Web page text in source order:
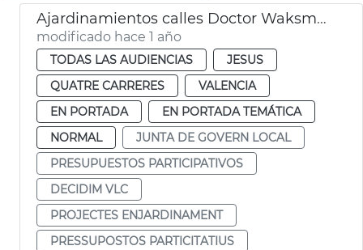
Ajardinamientos calles Doctor Waksman y Uruguay València
modificado hace 1 año
TODAS LAS AUDIENCIAS
JESUS
QUATRE CARRERES
VALENCIA
EN PORTADA
EN PORTADA TEMÁTICA
NORMAL
JUNTA DE GOVERN LOCAL
PRESUPUESTOS PARTICIPATIVOS
DECIDIM VLC
PROJECTES ENJARDINAMENT
PRESSUPOSTOS PARTICITATIUS